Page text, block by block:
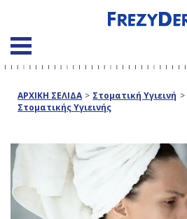
ΑΡΧΙΚΗ ΣΕΛΙΔΑ > Στοματική Υγιεινή >
Στοματικής Υγιεινής